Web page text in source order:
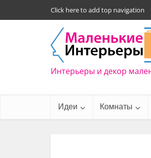
Click here to add top navigation
Интерьеры и декор
Идеи Комнаты